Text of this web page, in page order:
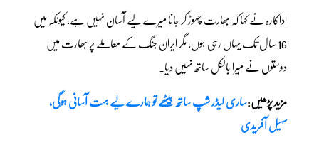
اداکارہ نے کہا کہ بھارت چھوڑ کر جانا میرے لیے آسان نہیں ہے، کیونکہ میں
16 سال تک یہاں رہی ہوں، مگر ایران جنگ کے معاملے پر بھارت میں
دوستوں نے میرا بالکل ساتھ نہیں دیا۔
مزید پڑھیں:ساری لیڈر شپ ساتھ بیٹھے تو ہمارے لیے بہت آسانی ہوگی،
سہیل آفریدی